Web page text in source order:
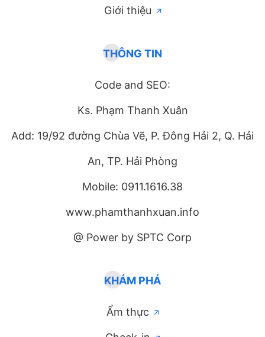
Giới thiệu
THÔNG TIN
Code and SEO:
Ks. Phạm Thanh Xuân
Add: 19/92 đường Chùa Vẽ, P. Đông Hải 2, Q. Hải
An, TP. Hải Phòng
Mobile: 0911.1616.38
www.phamthanhxuan.info
@ Power by SPTC Corp
KHÁM PHÁ
Ẩm thực